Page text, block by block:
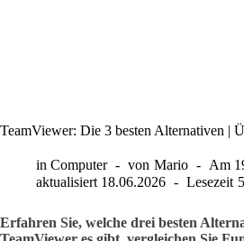
TeamViewer: Die 3 besten Alternativen |
in Computer von Mario Am
aktualisiert 18.06.2026 Lesezeit
Erfahren Sie, welche drei besten